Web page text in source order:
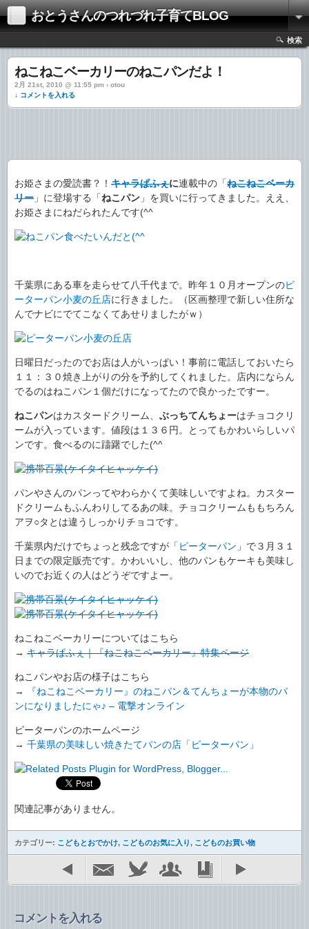
おとうさんのつれづれ子育てBLOG
検索
ねこねこベーカリーのねこパンだよ！
2月 21st, 2010 @ 11:55 pm › otou
↓ コメントを入れる
お姫さまの愛読書？！ キャラぱふぇに連載中の「ねこねこベーカ
リー 」に登場する「ねこパン 」を買いに行ってきました。ええ、
お姫さまにねだられたんです(^^ゞ
千葉県にある車を走らせて八千代まで。昨年１０月オープンのピ
ーターパン小麦の丘店に行きました。（区画整理で新しい住所な
んでナビにでてこなくてあせりましたがｗ）
日曜日だったのでお店は人がいっぱい！事前に電話しておいたら
１１：３０焼き上がりの分を予約してくれました。店内にならん
でるのはねこパン１個だけになってたので良かったですー。
ねこパンはカスタードクリーム、 ぶっちてんちょーはチョコクリ
ームが入っています。値段は１３６円。とってもかわいらしいパ
ンです。食べるのに躊躇でした(^^ゞ
パンやさんのパンってやわらかくて美味しいですよね。カスター
ドクリームもふんわりしてるあの味。チョコクリームももちろん
アヲ○タとは違うしっかりチョコです。
千葉県内だけでちょっと残念ですが「 ピーターパン 」で３月３１
日までの限定販売です。かわいいし、他のパンもケーキも美味し
いのでお近くの人はどうぞですよー。
ねこねこベーカリーについてはこちら
→ キャラぱふぇ｜『ねこねこベーカリー』特集ページ
ねこパンやお店の様子はこちら
→
『ねこねこベーカリー』のねこパン＆てんちょーが本物のパ
ンになりましたにゃ♪ – 電撃オンライン
ピーターパンのホームページ
→ 千葉県の美味しい焼きたてパンの店「ピーターパン」
関連記事がありません。
カテゴリー: こどもとおでかけ, こどものお気に入り, こどものお買い物
コメントを入れる